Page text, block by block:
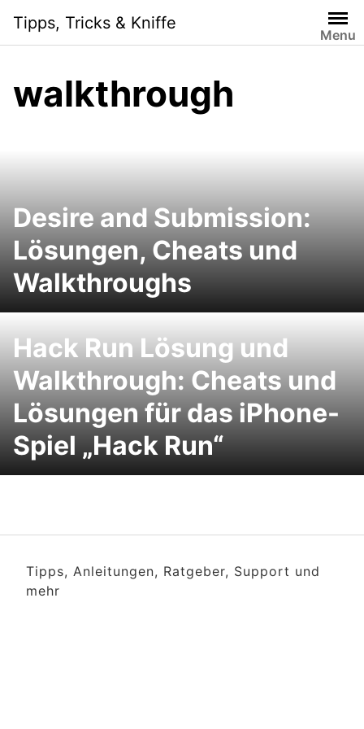
content
Tipps, Tricks & Kniffe
Menu
walkthrough
Desire and Submission:
Lösungen, Cheats und
Walkthroughs
Hack Run Lösung und
Walkthrough: Cheats und
Lösungen für das iPhone-
Spiel „Hack Run“
Tipps, Anleitungen, Ratgeber, Support und
mehr